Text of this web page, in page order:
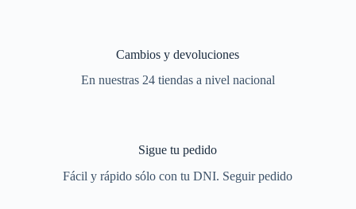
Cambios y devoluciones
En nuestras 24 tiendas a nivel nacional
Sigue tu pedido
Fácil y rápido sólo con tu DNI. Seguir pedido